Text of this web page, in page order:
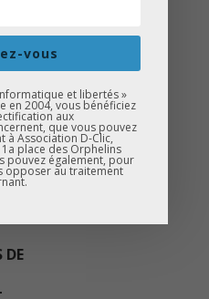
DE
vous
et libertés »
en 2004, vous bénéficiez
aux
que vous pouvez
à Association D-Clic,
place des Orphelins
pouvez également, pour
opposer au traitement